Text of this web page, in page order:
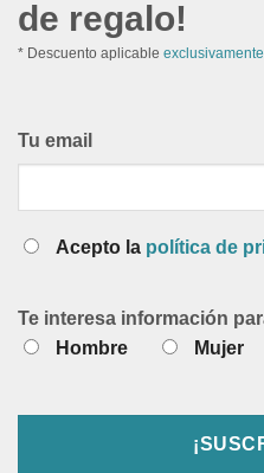
de regalo!
* Descuento aplicable
Tu email
Acepto la política de
Te interesa información
Hombre
Mujer